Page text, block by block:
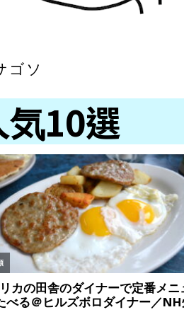
ゴソ
気10選